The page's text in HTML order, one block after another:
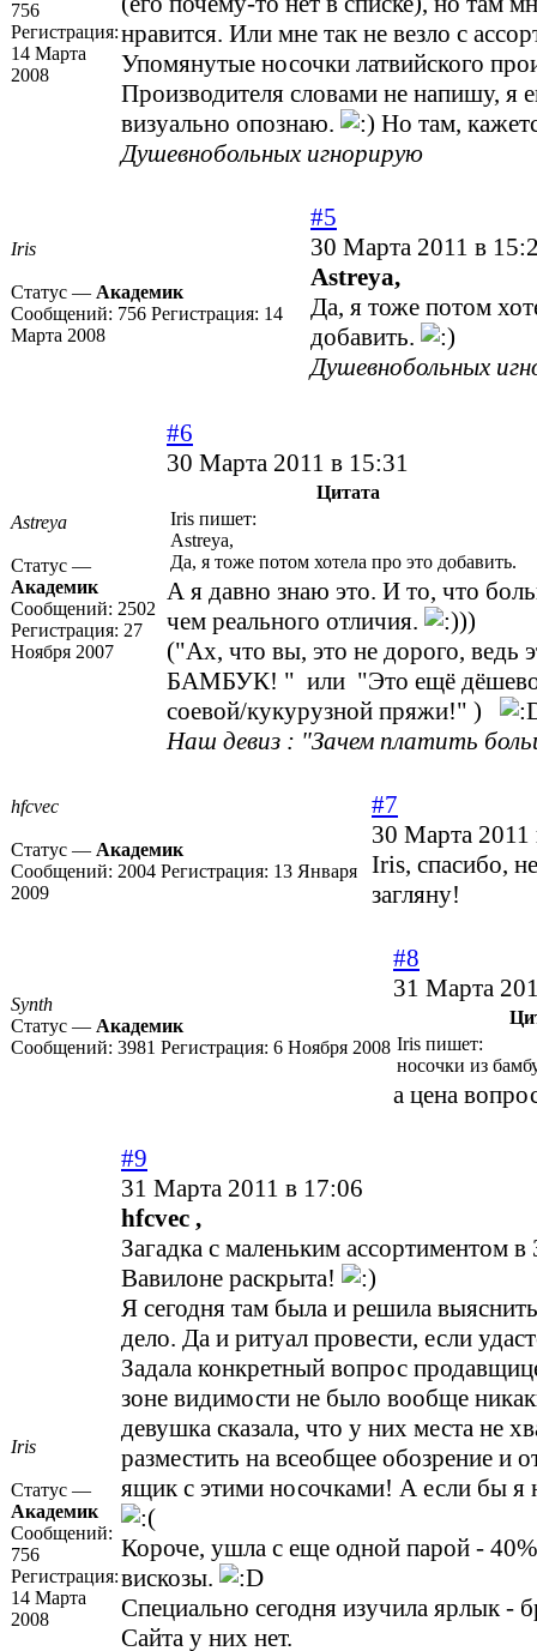
756
Регистрация:
14 Марта
2008
нравится. Или мне так не везло с
Упомянутые носочки латвийского
Производителя словами не напишу, я
визуально опознаю.
Но там,
Душевнобольных игнорирую
Iris
Статус — Академик
Сообщений: 756 Регистрация: 14
Марта 2008
#5
30 Марта 2011 в
Astreya,
Да, я тоже потом
добавить.
Душевнобольных
Astreya
Статус —
Академик
Сообщений: 2502
Регистрация: 27
Ноября 2007
#6
30 Марта 2011 в 15:31
Цитата
Iris пишет:
Astreya,
Да, я тоже потом хотела про это добавить.
А я давно знаю это. И то, что
чем реального отличия.
))
("Ах, что вы, это не дорого, ведь
БАМБУК! " или "Это ещё дёшево
соевой/кукурузной пряжи!" )
Наш девиз : "Зачем платить
hfcvec
Статус — Академик
Сообщений: 2004 Регистрация: 13 Января
2009
#7
30 Марта 2011
Iris, спасибо,
загляну!
Synth
Статус — Академик
Сообщений: 3981 Регистрация: 6 Ноября 2008
#8
31 Марта
Iris пишет:
носочки из
а цена
Iris
Статус —
Академик
Сообщений:
756
Регистрация:
14 Марта
2008
#9
31 Марта 2011 в 17:06
hfcvec ,
Загадка с маленьким ассортиментом
Вавилоне раскрыта!
Я сегодня там была и решила
дело. Да и ритуал провести, если
Задала конкретный вопрос
зоне видимости не было вообще
девушка сказала, что у них места не
разместить на всеобщее обозрение и
ящик с этими носочками! А если бы я
Короче, ушла с еще одной парой -
вискозы.
Специально сегодня изучила ярлык -
Сайта у них нет.